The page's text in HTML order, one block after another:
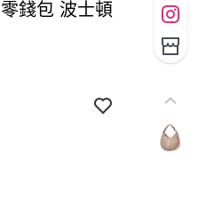
錢包 波士頓